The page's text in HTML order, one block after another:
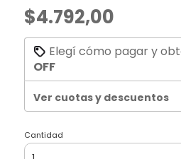
$4.792,00
Elegí cómo pagar y
OFF
Ver cuotas y descuentos
Cantidad